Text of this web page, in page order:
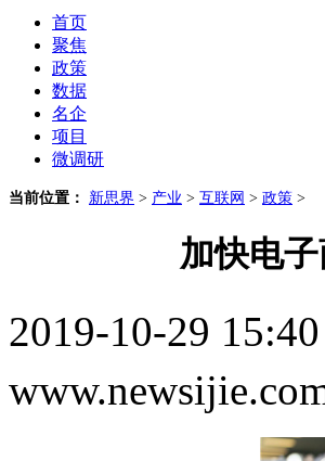
首页
聚焦
政策
数据
名企
项目
微调研
当前位置： 新思界 > 产业 > 互联网 > 政策 >
加快电
2019-10-29